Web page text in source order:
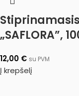
„SAFLORA”,
12,00 € su PVM
Į krepšelį